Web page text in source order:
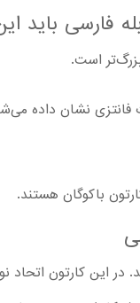
باید این
نشان داده
باکوگان هستند.
در این کارتون